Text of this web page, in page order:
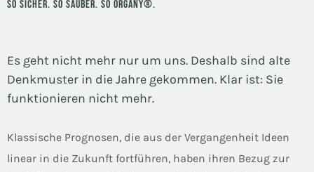
SO SICHER. SO SAUBER. SO ORGANY®.
Es geht nicht mehr nur um uns. Deshalb sind alte
Denkmuster in die Jahre gekommen. Klar ist: Sie
funktionieren nicht mehr.
Klassische Prognosen, die aus der Vergangenheit Ideen
linear in die Zukunft fortführen, haben ihren Bezug zur